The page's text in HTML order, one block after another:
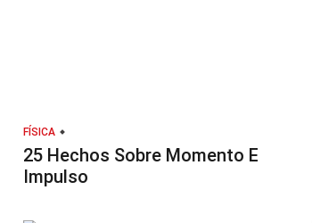
FÍSICA
25 Hechos Sobre Momento E
Impulso